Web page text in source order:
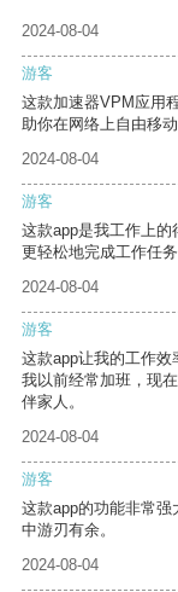
2024-08-04
游客
这款加速器VPM应用
助你在网络上自由移动
2024-08-04
游客
这款app是我工作上
更轻松地完成工作任务
2024-08-04
游客
这款app让我的工作效
我以前经常加班，现
伴家人。
2024-08-04
游客
这款app的功能非常
中游刃有余。
2024-08-04